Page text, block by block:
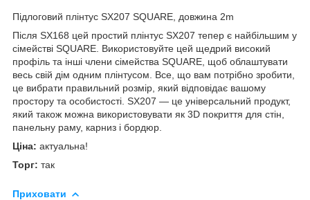
Підлоговий плінтус SX207 SQUARE , довжина 2m
Після SX168 цей простий плінтус SX207 тепер є найбільшим у
сімействі SQUARE. Використовуйте цей щедрий високий
профіль та інші члени сімейства SQUARE, щоб облаштувати
весь свій дім одним плінтусом.
Все, що вам потрібно зробити,
це вибрати правильний розмір, який відповідає вашому
простору та особистості. SX207 — це універсальний продукт,
який також можна використовувати як 3D покриття для стін,
панельну раму, карниз і бордюр.
Ціна: актуальна!
Торг: так
Приховати